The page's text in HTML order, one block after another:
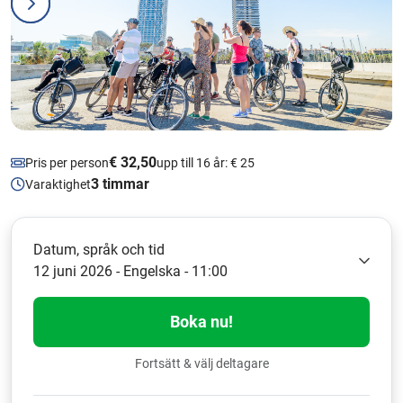
Pris per person€ 32,50upp till 16 år: € 25
Varaktighet3 timmar
Datum, språk och tid
12 juni 2026 - Engelska - 11:00
Boka nu!
Fortsätt & välj deltagare